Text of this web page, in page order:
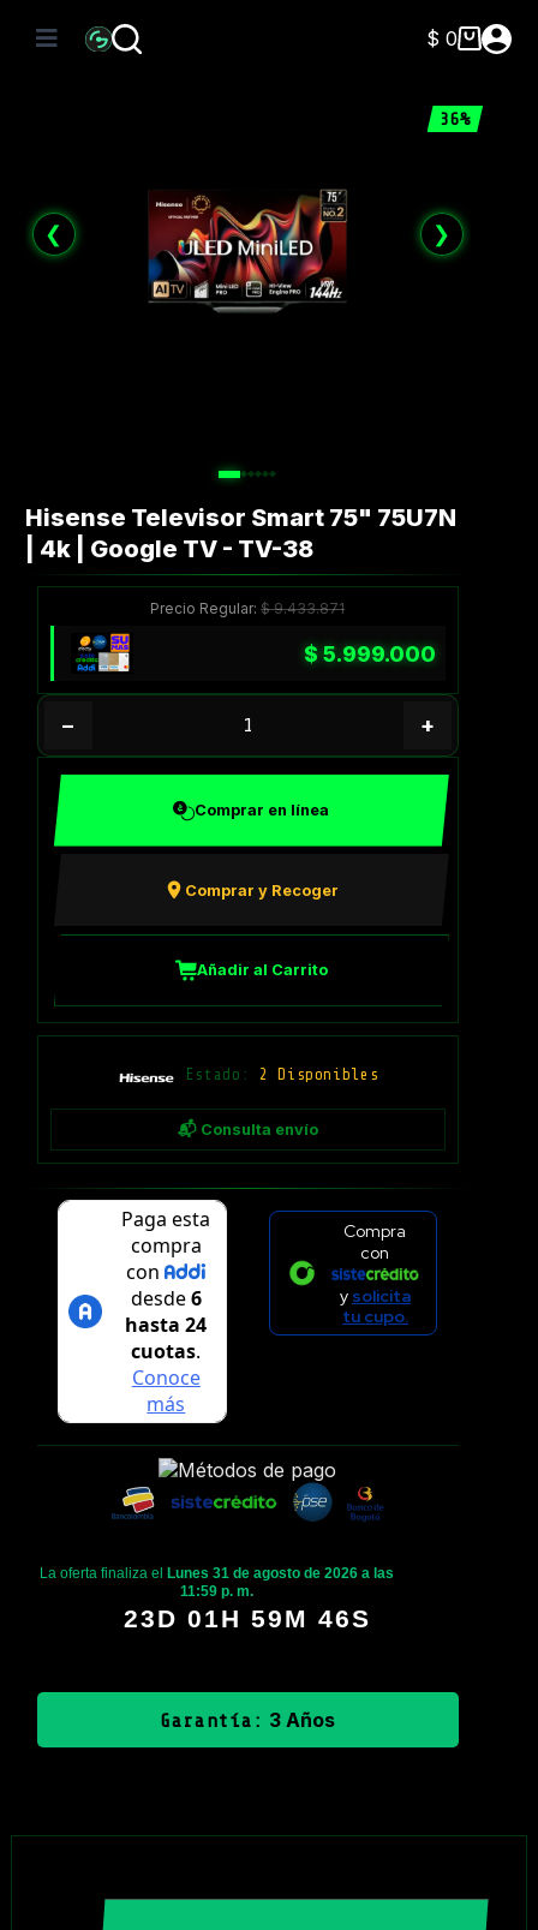
Carro
$ 0
36%
❮ ❯
Hisense Televisor Smart 75" 75U7N
| 4k | Google TV - TV-38
Precio Regular:$9.433.871
$5.999.000
− +
Comprar en línea
Comprar y Recoger
Añadir al Carrito
Estado: 2 Disponibles
📬 Consulta envío
Compra
con
y solicita
tu cupo.
La oferta finaliza el
Lunes 31 de agosto de 2026 a las
11:59 p. m.
23D 01H 59M 45S
Garantía: 3 Años